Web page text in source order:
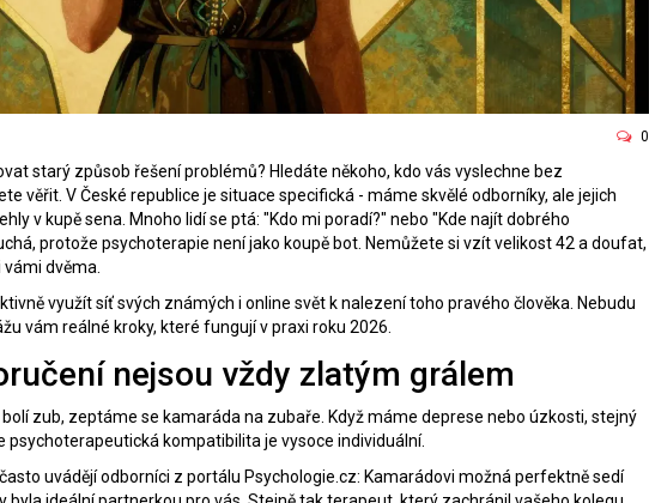
0
starý způsob řešení problémů? Hledáte někoho, kdo vás vyslechne bez
věřit. V České republice je situace specifická - máme skvělé odborníky, ale jejich
v kupě sena. Mnoho lidí se ptá: "Kdo mi poradí?" nebo "Kde najít dobrého
protože psychoterapie není jako koupě bot. Nemůžete si vzít velikost 42 a doufat,
dvěma.
využít síť svých známých i online svět k nalezení toho pravého člověka. Nebudu
vám reálné kroky, které fungují v praxi roku 2026.
nejsou vždy zlatým grálem
zub, zeptáme se kamaráda na zubaře. Když máme deprese nebo úzkosti, stejný
psychoterapeutická kompatibilita je vysoce individuální.
uvádějí odborníci z portálu Psychologie.cz: Kamarádovi možná perfektně sedí